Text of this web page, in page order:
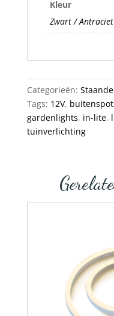
Kleur
Zwart / Antraciet
Categorieën:
Tags: 12V,
gardenlights, in-lite,
tuinverlichting